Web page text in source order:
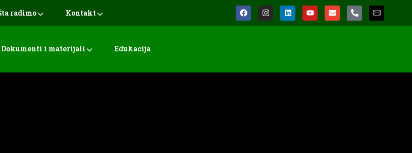
radimo Kontakt
Dokumenti i materijali Edukacija